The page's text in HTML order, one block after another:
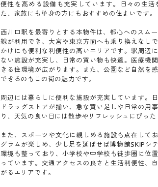
便性を高める設備も充実しています。日々の生
た、家族にも単身の方にもおすすめの住まいです。
西川口駅を最寄りとする本物件は、都心へのスム
線が利用でき、大宮や東京方面へも乗り換えなし
かけにも便利な利便性の高いエリアです。駅周辺
ない施設が充実し、日常の買い物も快適。医療機
きる住環境が広がります。また、公園など自然を
できるのもこの街の魅力です。
周辺には暮らしに便利な施設が充実しています。
ドラッグストアが揃い、急な買い足しや日常の用
り、天気の良い日には散歩やリフレッシュにぴった
また、スポーツや文化に親しめる施設も点在して
グラムが楽しめ、少し足を延ばせば博物館SKIPシ
環境も整っており、小学校や中学校も徒歩圏に位
っています。交通アクセスの良さと生活利便性、
がるエリアです。